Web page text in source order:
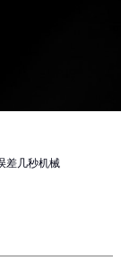
差几秒机械